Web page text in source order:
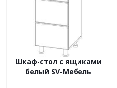
Шкаф-стол с ящиками
белый SV-Мебель